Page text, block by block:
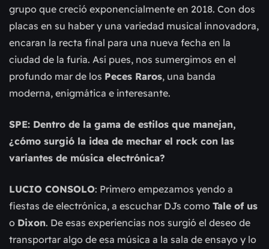
grupo que creció exponencialmente en 2018. Con dos
placas en su haber y una variedad musical innovadora,
encaran la recta final para una nueva fecha en la
ciudad de la furia. Así pues, nos sumergimos en el
profundo mar de los Peces Raros, una banda
moderna, enigmática e interesante.
SPE: Dentro de la gama de estilos que manejan,
¿cómo surgió la idea de mechar el rock con las
variantes de música electrónica?
LUCIO CONSOLO: Primero empezamos yendo a
fiestas de electrónica, a escuchar DJs como Tale of us
o Dixon. De esas experiencias nos surgió el deseo de
transportar algo de esa música a la sala de ensayo y lo